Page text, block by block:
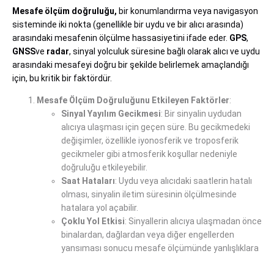
Mesafe ölçüm doğruluğu, bir konumlandırma veya navigasyon
sisteminde iki nokta (genellikle bir uydu ve bir alıcı arasında)
arasındaki mesafenin ölçülme hassasiyetini ifade eder. GPS,
GNSSve radar, sinyal yolculuk süresine bağlı olarak alıcı ve uydu
arasındaki mesafeyi doğru bir şekilde belirlemek amaçlandığı
için, bu kritik bir faktördür.
Mesafe Ölçüm Doğruluğunu Etkileyen Faktörler:
Sinyal Yayılım Gecikmesi: Bir sinyalin uydudan
alıcıya ulaşması için geçen süre. Bu gecikmedeki
değişimler, özellikle iyonosferik ve troposferik
gecikmeler gibi atmosferik koşullar nedeniyle
doğruluğu etkileyebilir.
Saat Hataları: Uydu veya alıcıdaki saatlerin hatalı
olması, sinyalin iletim süresinin ölçülmesinde
hatalara yol açabilir.
Çoklu Yol Etkisi: Sinyallerin alıcıya ulaşmadan önce
binalardan, dağlardan veya diğer engellerden
yansıması sonucu mesafe ölçümünde yanlışlıklara